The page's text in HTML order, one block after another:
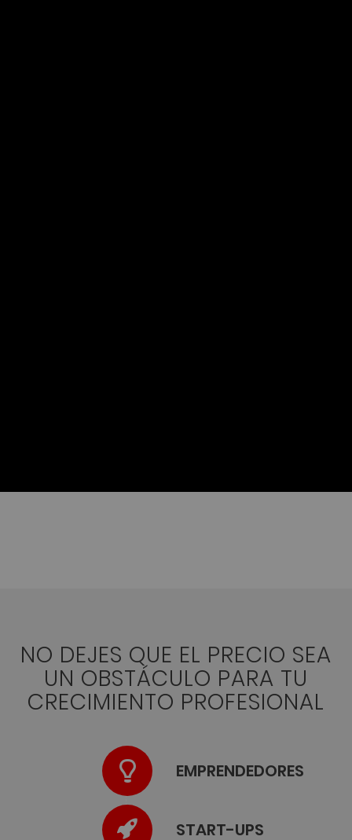
NO DEJES QUE EL PRECIO SEA
UN OBSTÁCULO PARA TU
CRECIMIENTO PROFESIONAL
EMPRENDEDORES
START-UPS